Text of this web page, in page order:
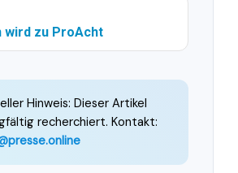
wird zu ProAcht
Hinweis: Dieser Artikel
recherchiert. Kontakt: